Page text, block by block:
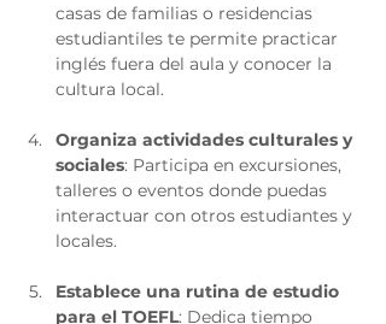
casas de familias o residencias
estudiantiles te permite practicar
inglés fuera del aula y conocer la
cultura local.
Organiza actividades culturales y
sociales: Participa en excursiones,
talleres o eventos donde puedas
interactuar con otros estudiantes y
locales.
Establece una rutina de estudio
para el TOEFL: Dedica tiempo